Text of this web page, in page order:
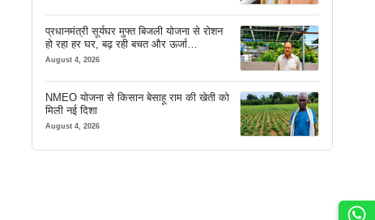
प्रधानमंत्री सूर्यघर मुफ्त बिजली योजना से रोशन
हो रहा हर घर, बढ़ रही बचत और ऊर्जा
आत्मनिर्भरता
August 4, 2026
NMEO योजना से किसान बेसाहू राम की खेती को
मिली नई दिशा
August 4, 2026